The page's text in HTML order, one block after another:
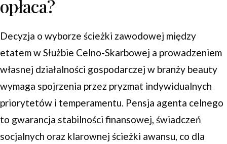
opłaca?
Decyzja o wyborze ścieżki zawodowej między
etatem w Służbie Celno-Skarbowej a prowadzeniem
własnej działalności gospodarczej w branży beauty
wymaga spojrzenia przez pryzmat indywidualnych
priorytetów i temperamentu. Pensja agenta celnego
to gwarancja stabilności finansowej, świadczeń
socjalnych oraz klarownej ścieżki awansu, co dla